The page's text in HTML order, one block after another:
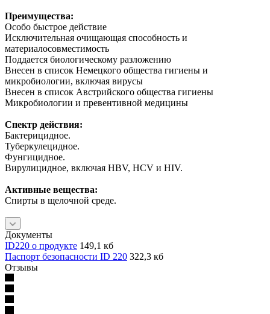
Преимущества:
Особо быстрое действие
Исключительная очищающая способность и
материалосовместимость
Поддается биологическому разложению
Внесен в список Немецкого общества гигиены и
микробиологии, включая вирусы
Внесен в список Австрийского общества гигиены
Микробиологии и превентивной медицины
Спектр действия:
Бактерицидное.
Туберкулецидное.
Фунгицидное.
Вирулицидное, включая HBV, HCV и HIV.
Активные вещества:
Спирты в щелочной среде.
Документы
ID220 о продукте 149,1 кб
Паспорт безопасности ID 220 322,3 кб
Отзывы